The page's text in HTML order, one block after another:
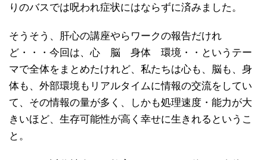
りのバスでは呪われ症状にはならずに済みました。
そうそう、肝心の講座やらワークの報告だけれ
ど・・・今回は、心 脳 身体 環境・・というテー
マで全体をまとめたけれど、私たちは心も、脳も、身
体も、外部環境もリアルタイムに情報の交流をしてい
て、その情報の量が多く、しかも処理速度・能力が大
きいほど、生存可能性が高く幸せに生きれるというこ
と。